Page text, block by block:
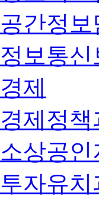
공간정보
정보통
경제
경제정책
소상공
투자유치